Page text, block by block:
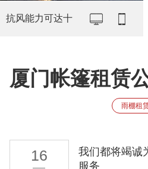
抗风能力可达十
厦门帐篷租赁
雨棚租
16
我们都将竭诚
服务